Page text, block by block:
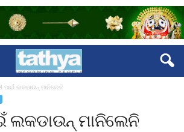
ପାଇଁ ଲକଡାଉନ୍‍ ମାନିଲେନି
ଲକଡାଉନ୍‍ ମାନିଲେନି